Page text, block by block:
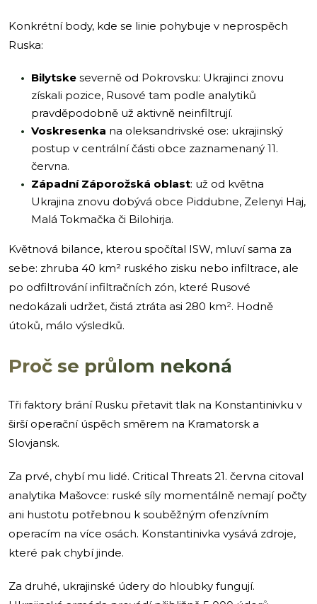
Konkrétní body, kde se linie pohybuje v neprospěch
Ruska:
Bilytske severně od Pokrovsku: Ukrajinci znovu
získali pozice, Rusové tam podle analytiků
pravděpodobně už aktivně neinfiltrují.
Voskresenka na oleksandrivské ose: ukrajinský
postup v centrální části obce zaznamenaný 11.
června.
Západní Záporožská oblast: už od května
Ukrajina znovu dobývá obce Piddubne, Zelenyi Haj,
Malá Tokmačka či Bilohirja.
Květnová bilance, kterou spočítal ISW, mluví sama za
sebe: zhruba 40 km² ruského zisku nebo infiltrace, ale
po odfiltrování infiltračních zón, které Rusové
nedokázali udržet, čistá ztráta asi 280 km². Hodně
útoků, málo výsledků.
Proč se průlom nekoná
Tři faktory brání Rusku přetavit tlak na Konstantinivku v
širší operační úspěch směrem na Kramatorsk a
Slovjansk.
Za prvé, chybí mu lidé. Critical Threats 21. června citoval
analytika Mašovce: ruské síly momentálně nemají počty
ani hustotu potřebnou k souběžným ofenzívním
operacím na více osách. Konstantinivka vysává zdroje,
které pak chybí jinde.
Za druhé, ukrajinské údery do hloubky fungují.